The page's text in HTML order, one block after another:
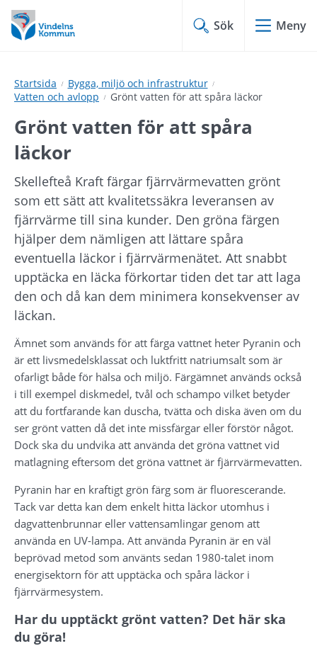
Hoppa
till
innehåll
Hoppa
till
undermeny
Sök Meny
Startsida
Bygga, miljö och infrastruktur
Vatten och avlopp
Grönt vatten för att spåra läckor
Grönt vatten för att spåra
läckor
Skellefteå Kraft färgar fjärrvärmevatten grönt
som ett sätt att kvalitetssäkra leveransen av
fjärrvärme till sina kunder. Den gröna färgen
hjälper dem nämligen att lättare spåra
eventuella läckor i fjärrvärmenätet. Att snabbt
upptäcka en läcka förkortar tiden det tar att laga
den och då kan dem minimera konsekvenser av
läckan.
Ämnet som används för att färga vattnet heter Pyranin och
är ett livsmedelsklassat och luktfritt natriumsalt som är
ofarligt både för hälsa och miljö. Färgämnet används också
i till exempel diskmedel, tvål och schampo vilket betyder
att du fortfarande kan duscha, tvätta och diska även om du
ser grönt vatten då det inte missfärgar eller förstör något.
Dock ska du undvika att använda det gröna vattnet vid
matlagning eftersom det gröna vattnet är fjärrvärmevatten.
Pyranin har en kraftigt grön färg som är fluorescerande.
Tack var detta kan dem enkelt hitta läckor utomhus i
dagvattenbrunnar eller vattensamlingar genom att
använda en UV-lampa. Att använda Pyranin är en väl
beprövad metod som använts sedan 1980-talet inom
energisektorn för att upptäcka och spåra läckor i
fjärrvärmesystem.
Har du upptäckt grönt vatten? Det här ska
du göra!